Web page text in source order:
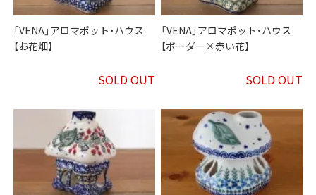
「VENA」アロマポット・ハウス
【お花畑】
SOLD OUT
「VENA」アロマポット・ハウス
【ボーダー×赤い花】
SOLD OUT